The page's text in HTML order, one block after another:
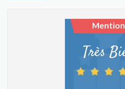
Mention
Très